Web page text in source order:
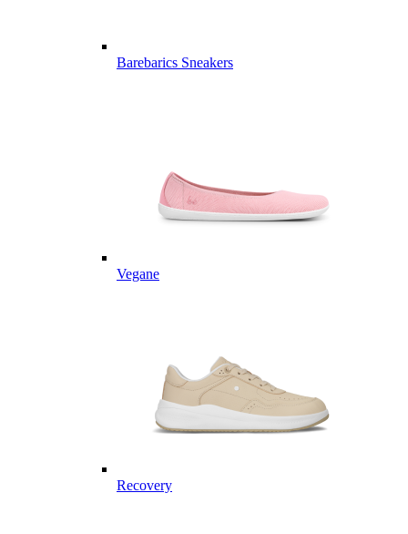
Barebarics Sneakers
Vegane
Recovery